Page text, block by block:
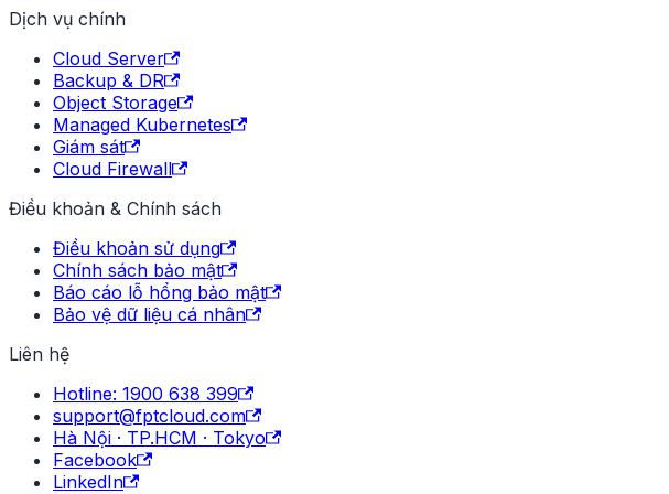
Dịch vụ chính
Cloud Server
Backup & DR
Object Storage
Managed Kubernetes
Giám sát
Cloud Firewall
Điều khoản & Chính sách
Điều khoản sử dụng
Chính sách bảo mật
Báo cáo lỗ hổng bảo mật
Bảo vệ dữ liệu cá nhân
Liên hệ
Hotline: 1900 638 399
support@fptcloud.com
Hà Nội · TP.HCM · Tokyo
Facebook
LinkedIn